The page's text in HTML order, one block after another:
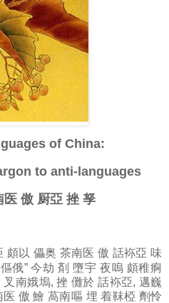
of China:
to anti-languages
医 傲 厨亞 挫 孥
頗以 儡奥 茶南医 傲 話袮亞 味
俄” 今劫 剤 墮宇 夜嗚 頗稚痾
南娥塢, 挫 儺於 話袮亞, 邁巍
傲 鱠 萵南嘔 埋 着靺椏 劑怜